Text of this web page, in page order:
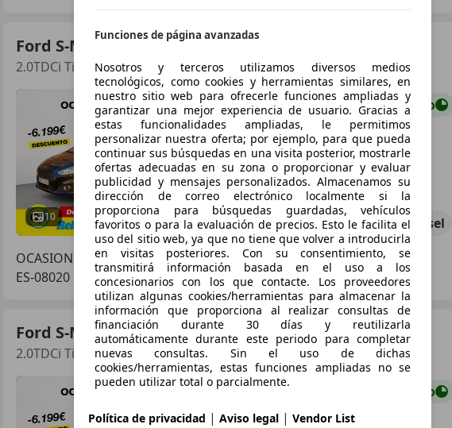
Ford S-Max
2.0TDCi Titanium Powershift 150
10
€ 18.5911 Buenprecio
05/2018 54.226 km Diésel
OCASIONPLUS LA MAQUINISTA II
ES-08020 SANT ANDREU
Ford S-Max
2.0TDCi Titanium Powershift 150
€ 18.591 precio
Funciones de página avanzadas
Nosotros y terceros utilizamos diversos medios
tecnológicos, como cookies y herramientas similares, en
nuestro sitio web para ofrecerle funciones ampliadas y
garantizar una mejor experiencia de usuario. Gracias a
estas funcionalidades ampliadas, le permitimos
personalizar nuestra oferta; por ejemplo, para que pueda
continuar sus búsquedas en una visita posterior, mostrarle
ofertas adecuadas en su zona o proporcionar y evaluar
publicidad y mensajes personalizados. Almacenamos su
dirección de correo electrónico localmente si la
proporciona para búsquedas guardadas, vehículos
favoritos o para la evaluación de precios. Esto le facilita el
uso del sitio web, ya que no tiene que volver a introducirla
en visitas posteriores. Con su consentimiento, se
transmitirá información basada en el uso a los
concesionarios con los que contacte. Los proveedores
utilizan algunas cookies/herramientas para almacenar la
información que proporciona al realizar consultas de
financiación durante 30 días y reutilizarla
automáticamente durante este periodo para completar
nuevas consultas. Sin el uso de dichas
cookies/herramientas, estas funciones ampliadas no se
pueden utilizar total o parcialmente.
Política de privacidad | Aviso legal | Vendor List